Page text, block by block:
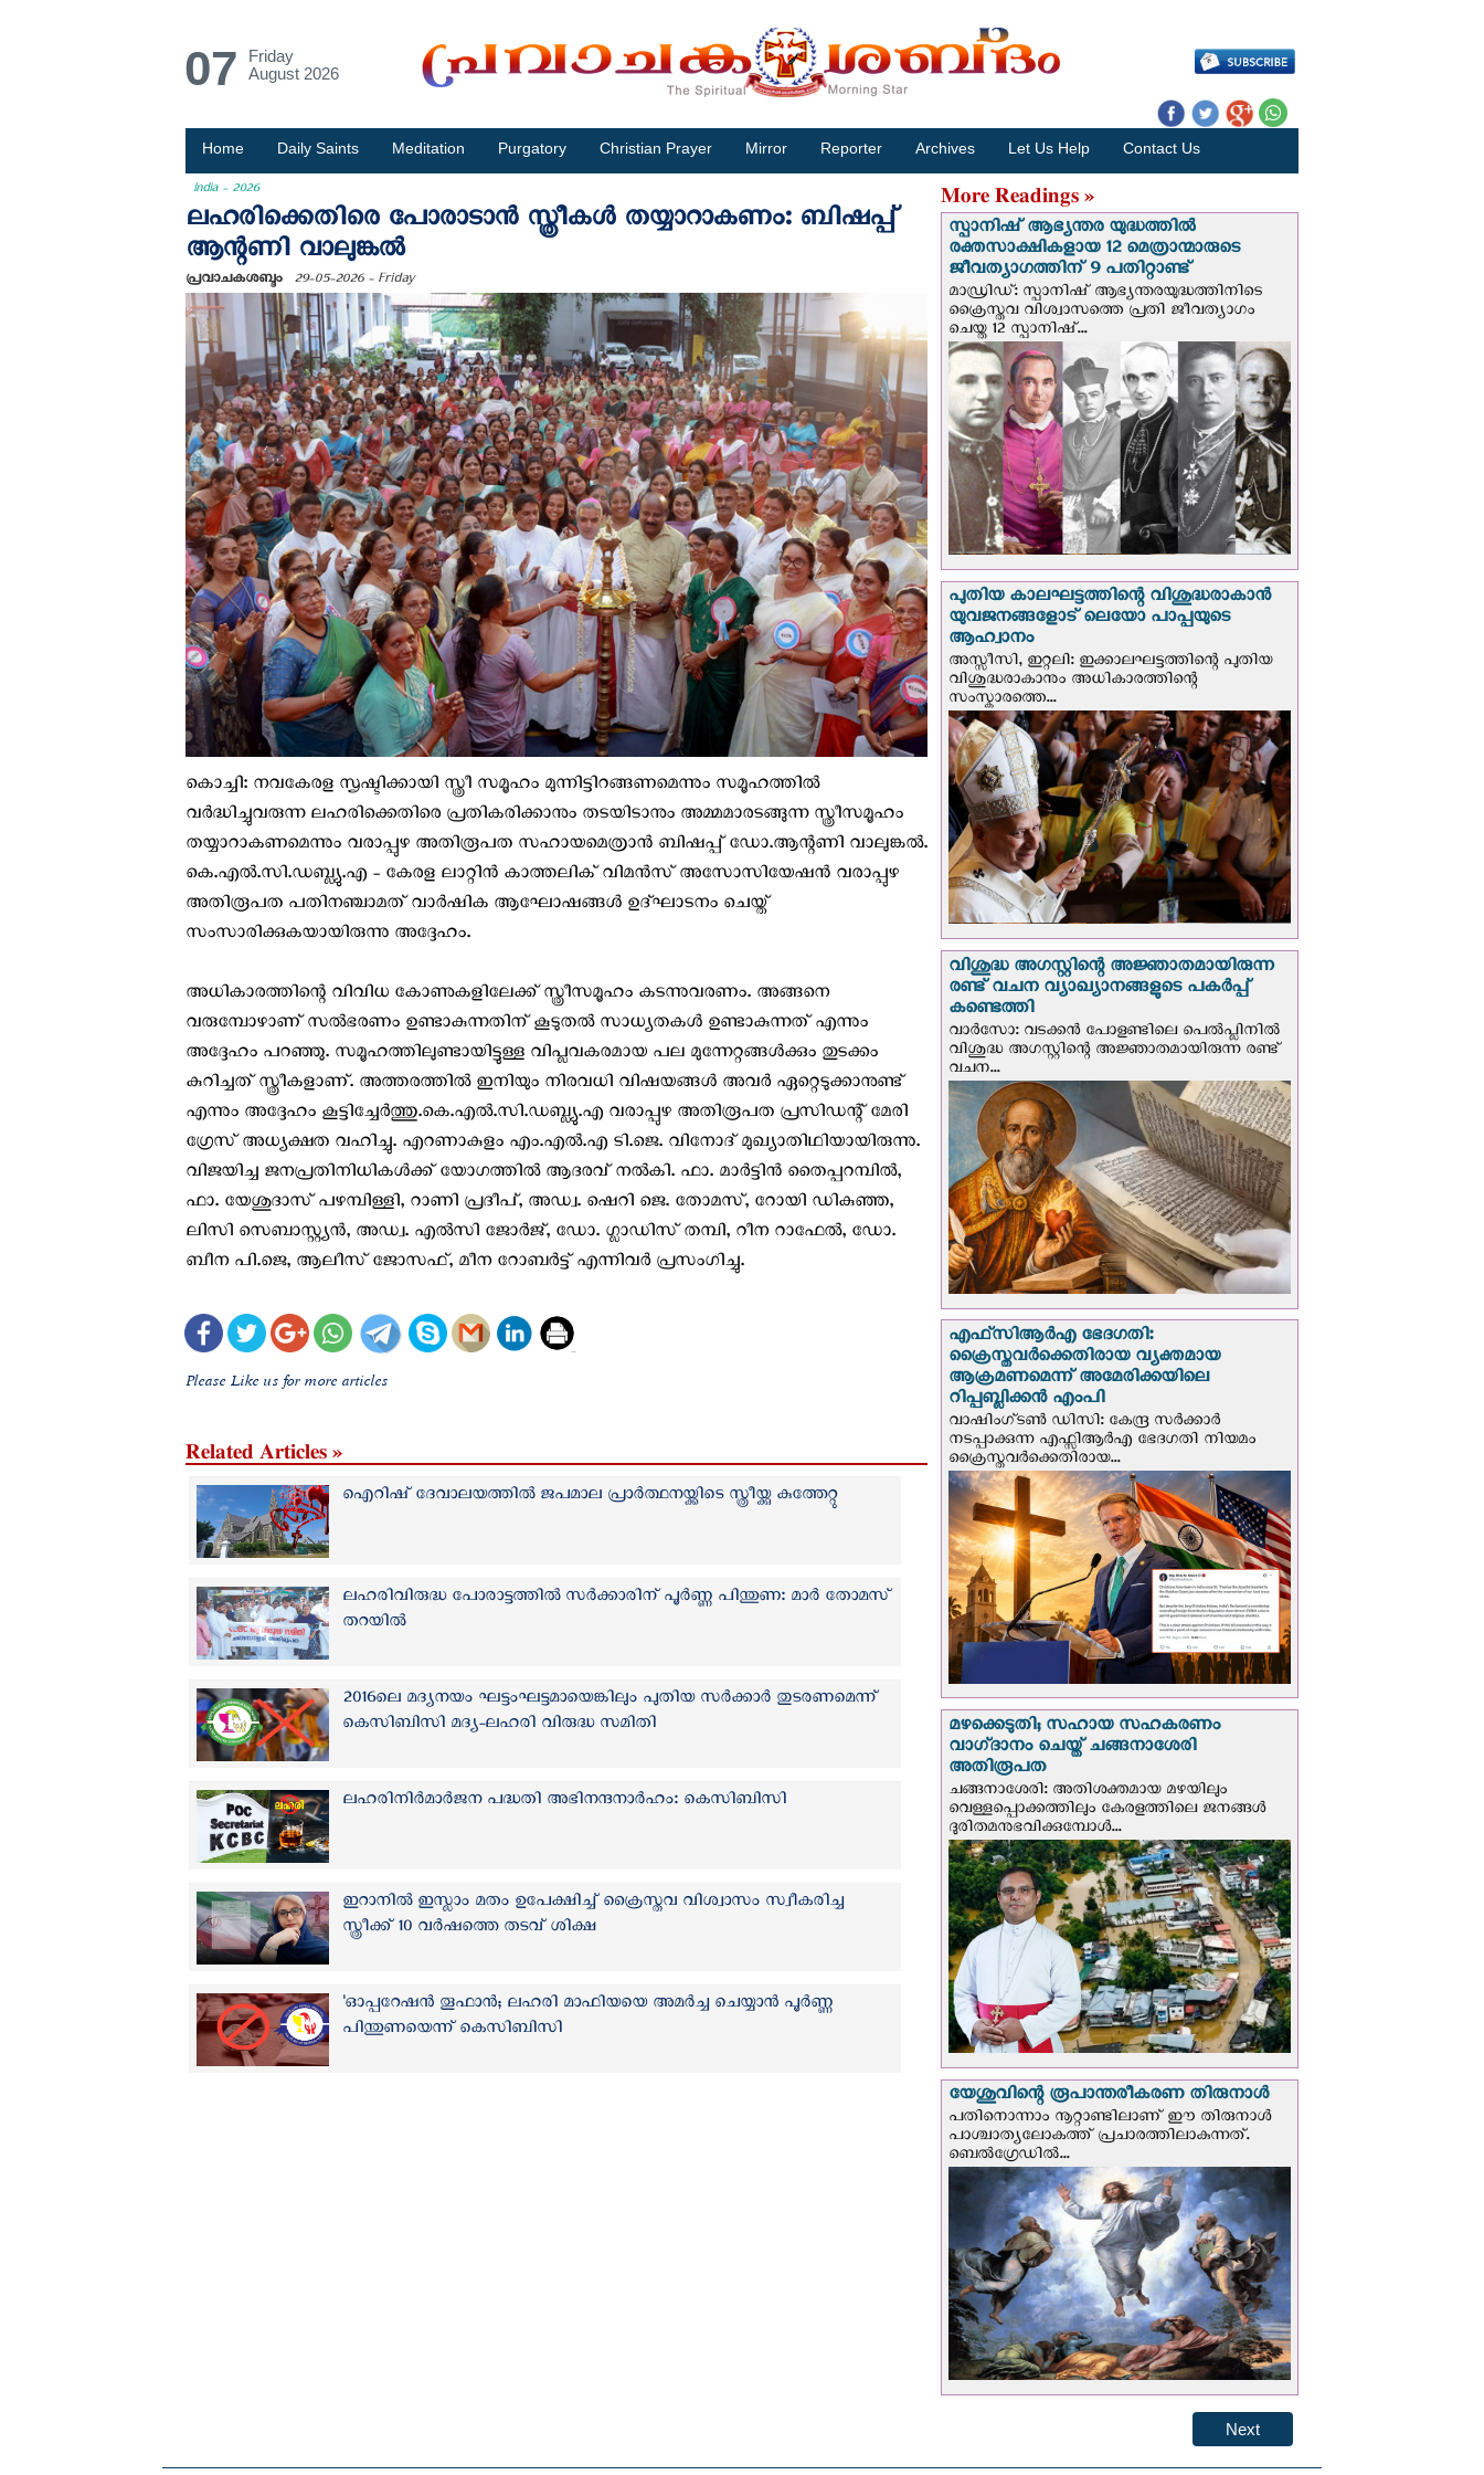
07
Friday
August 2026
Home Daily Saints Meditation Purgatory Christian Prayer Mirror Reporter Archives Let Us Help Contact Us
India - 2026
ലഹരിക്കെതിരെ പോരാടാന്‍ സ്ത്രീകൾ തയ്യാറാകണം: ബിഷപ്പ്
ആന്റണി വാലുങ്കൽ
പ്രവാചകശബ്ദം 29-05-2026 - Friday
കൊച്ചി: നവകേരള സൃഷ്ടിക്കായി സ്ത്രീ സമൂഹം മുന്നിട്ടിറങ്ങണമെന്നും സമൂഹത്തിൽ
വർദ്ധിച്ചുവരുന്ന ലഹരിക്കെതിരെ പ്രതികരിക്കാനും തടയിടാനും അമ്മമാരടങ്ങുന്ന സ്ത്രീസമൂഹം
തയ്യാറാകണമെന്നും വരാപ്പുഴ അതിരൂപത സഹായമെത്രാൻ ബിഷപ്പ് ഡോ.ആന്റണി വാലുങ്കൽ.
കെ.എൽ.സി.ഡബ്ല്യു.എ - കേരള ലാറ്റിൻ കാത്തലിക് വിമൻസ് അസോസിയേഷൻ വരാപ്പുഴ
അതിരൂപത പതിനഞ്ചാമത് വാർഷിക ആഘോഷങ്ങൾ ഉദ്ഘാടനം ചെയ്ത്
സംസാരിക്കുകയായിരുന്നു അദ്ദേഹം.
അധികാരത്തിന്റെ വിവിധ കോണുകളിലേക്ക് സ്ത്രീസമൂഹം കടന്നുവരണം. അങ്ങനെ
വരുമ്പോഴാണ് സൽഭരണം ഉണ്ടാകുന്നതിന് കൂടുതൽ സാധ്യതകൾ ഉണ്ടാകുന്നത് എന്നും
അദ്ദേഹം പറഞ്ഞു. സമൂഹത്തിലുണ്ടായിട്ടുള്ള വിപ്ലവകരമായ പല മുന്നേറ്റങ്ങൾക്കും തുടക്കം
കുറിച്ചത് സ്ത്രീകളാണ്. അത്തരത്തിൽ ഇനിയും നിരവധി വിഷയങ്ങൾ അവർ ഏറ്റെടുക്കാനുണ്ട്
എന്നും അദ്ദേഹം കൂട്ടിച്ചേർത്തു.കെ.എൽ.സി.ഡബ്ല്യു.എ വരാപ്പുഴ അതിരൂപത പ്രസിഡന്റ് മേരി
ഗ്രേസ് അധ്യക്ഷത വഹിച്ചു. എറണാകുളം എം.എൽ.എ ടി.ജെ. വിനോദ് മുഖ്യാതിഥിയായിരുന്നു.
വിജയിച്ച ജനപ്രതിനിധികൾക്ക് യോഗത്തിൽ ആദരവ് നൽകി. ഫാ. മാർട്ടിൻ തൈപ്പറമ്പിൽ,
ഫാ. യേശുദാസ് പഴമ്പിള്ളി, റാണി പ്രദീപ്, അഡ്വ. ഷെറി ജെ. തോമസ്, റോയി ഡികുഞ്ഞ,
ലിസി സെബാസ്റ്റ്യൻ, അഡ്വ. എൽസി ജോർജ്, ഡോ. ഗ്ലാഡിസ് തമ്പി, റീന റാഫേൽ, ഡോ.
ബീന പി.ജെ, ആലീസ് ജോസഫ്, മീന റോബർട്ട് എന്നിവർ പ്രസംഗിച്ചു.
Please Like us for more articles
Related Articles »
ഐറിഷ് ദേവാലയത്തില്‍ ജപമാല പ്രാർത്ഥനയ്ക്കിടെ സ്ത്രീയ്ക്കു കുത്തേറ്റു
ലഹരിവിരുദ്ധ പോരാട്ടത്തില്‍ സര്‍ക്കാരിന് പൂര്‍ണ്ണ പിന്തുണ: മാർ തോമസ്
തറയിൽ
2016ലെ മദ്യനയം ഘട്ടംഘട്ടമായെങ്കിലും പുതിയ സർക്കാർ തുടരണമെന്ന്
കെസിബിസി മദ്യ-ലഹരി വിരുദ്ധ സമിതി
ലഹരിനിർമാർജന പദ്ധതി അഭിനന്ദനാർഹം: കെ‌സി‌ബി‌സി
ഇറാനില്‍ ഇസ്ലാം മതം ഉപേക്ഷിച്ച് ക്രൈസ്തവ വിശ്വാസം സ്വീകരിച്ച
സ്ത്രീക്ക് 10 വര്‍ഷത്തെ തടവ് ശിക്ഷ
'ഓപ്പറേഷൻ തൂഫാൻ; ലഹരി മാഫിയയെ അമർച്ച ചെയ്യാൻ പൂര്‍ണ്ണ
പിന്തുണയെന്ന് കെസിബിസി
More Readings »
സ്പാനിഷ് ആഭ്യന്തര യുദ്ധത്തില്‍
രക്തസാക്ഷികളായ 12 മെത്രാന്മാരുടെ
ജീവത്യാഗത്തിന് 9 പതിറ്റാണ്ട്
മാഡ്രിഡ്: സ്പാനിഷ് ആഭ്യന്തരയുദ്ധത്തിനിടെ
ക്രൈസ്തവ വിശ്വാസത്തെ പ്രതി ജീവത്യാഗം
ചെയ്ത 12 സ്പാനിഷ്...
പുതിയ കാലഘട്ടത്തിന്റെ വിശുദ്ധരാകാന്‍
യുവജനങ്ങളോട് ലെയോ പാപ്പയുടെ
ആഹ്വാനം
അസ്സീസി, ഇറ്റലി: ഇക്കാലഘട്ടത്തിന്റെ പുതിയ
വിശുദ്ധരാകാനും അധികാരത്തിന്റെ
സംസ്കാരത്തെ...
വിശുദ്ധ അഗസ്റ്റിന്റെ അജ്ഞാതമായിരുന്ന
രണ്ട് വചന വ്യാഖ്യാനങ്ങളുടെ പകര്‍പ്പ്
കണ്ടെത്തി
വാര്‍സോ: വടക്കൻ പോളണ്ടിലെ പെൽപ്ലിനില്‍
വിശുദ്ധ അഗസ്റ്റിന്റെ അജ്ഞാതമായിരുന്ന രണ്ട്
വചന...
എഫ്‌സി‌ആര്‍‌എ ഭേദഗതി:
ക്രൈസ്തവർക്കെതിരായ വ്യക്തമായ
ആക്രമണമെന്ന് അമേരിക്കയിലെ
റിപ്പബ്ലിക്കൻ എംപി
വാഷിംഗ്ടണ്‍ ഡി‌സി: കേന്ദ്ര സർക്കാർ
നടപ്പാക്കുന്ന എഫ്സിആർഎ ഭേദഗതി നിയമം
ക്രൈസ്തവർക്കെതിരായ...
മഴക്കെടുതി; സഹായ സഹകരണം
വാഗ്‌ദാനം ചെയ്ത് ചങ്ങനാശേരി
അതിരൂപത
ചങ്ങനാശേരി: അതിശക്തമായ മഴയിലും
വെള്ളപ്പൊക്കത്തിലും കേരളത്തിലെ ജനങ്ങൾ
ദുരിതമനുഭവിക്കുമ്പോൾ...
യേശുവിന്റെ രൂപാന്തരീകരണ തിരുനാള്‍
പതിനൊന്നാം നൂറ്റാണ്ടിലാണ് ഈ തിരുനാള്‍
പാശ്ചാത്യലോകത്ത് പ്രചാരത്തിലാകുന്നത്.
ബെല്‍ഗ്രേഡില്‍...
Next